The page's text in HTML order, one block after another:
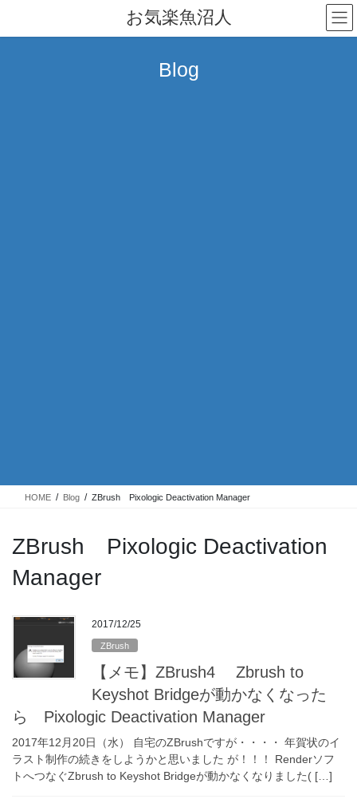
テ
ゲ
お気楽魚沼人
Blog
HOME Blog ZBrush Pixologic Deactivation Manager
ZBrush Pixologic Deactivation
Manager
2017/12/25
ZBrush
【メモ】ZBrush4 Zbrush to
Keyshot Bridgeが動かなくなった
ら Pixologic Deactivation Manager
2017年12月20日（水） 自宅のZBrushですが・・・・ 年賀状のイ
ラスト制作の続きをしようかと思いました が！！！ Renderソフ
トへつなぐZbrush to Keyshot Bridgeが動かなくなりました( […]